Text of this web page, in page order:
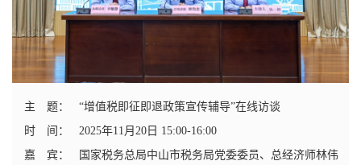
主 题：
“增值税即征即退政策宣传辅导”在线访谈
时 间：
2025年11月20日 15:00-16:00
嘉 宾：
国家税务总局中山市税务局党委委员、总经济师林伟